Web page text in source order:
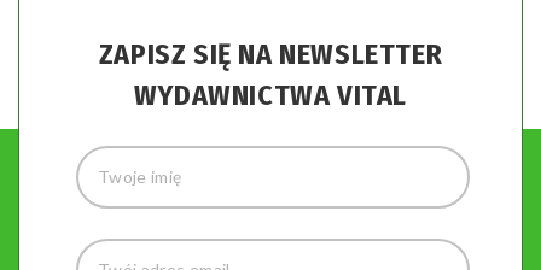
ZAPISZ SIĘ NA NEWSLETTER
WYDAWNICTWA VITAL